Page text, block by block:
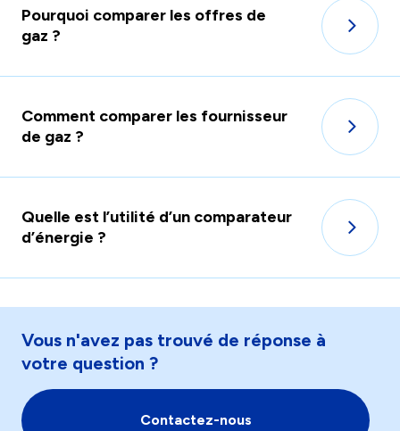
Pourquoi comparer les offres de
gaz ?
Comment comparer les fournisseur
de gaz ?
Quelle est l’utilité d’un comparateur
d’énergie ?
Vous n'avez pas trouvé de réponse à
votre question ?
Contactez-nous